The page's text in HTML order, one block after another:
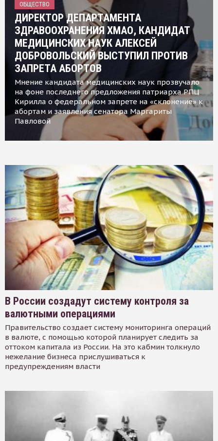
ОБЩЕСТВО
ДИРЕКТОР ДЕПАРТАМЕНТА
ЗДРАВООХРАНЕНИЯ ХМАО, КАНДИДАТ
МЕДИЦИНСКИХ НАУК АЛЕКСЕЙ
ДОБРОВОЛЬСКИЙ ВЫСТУПИЛ ПРОТИВ
ЗАПРЕТА АБОРТОВ
Мнение кандидата медицинских наук прозвучало
на фоне последнего предложения патриарха РПЦ
Кирилла о федеральном запрете на «склонение» к
абортам и заявления сенатора Маргариты
Павловой
В России создадут систему контроля за
валютными операциями
Правительство создает систему мониторинга операций
в валюте, с помощью которой планирует следить за
оттоком капитала из России. На это кабмин толкнуло
нежелание бизнеса прислушиваться к
предупреждениям власти